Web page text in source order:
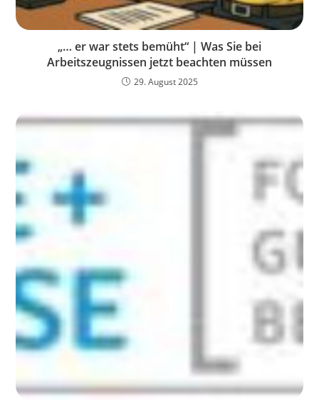
„… er war stets bemüht“ | Was Sie bei
Arbeitszeugnissen jetzt beachten müssen
29. August 2025